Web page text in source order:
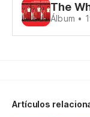
The
Álbum •
Artículos